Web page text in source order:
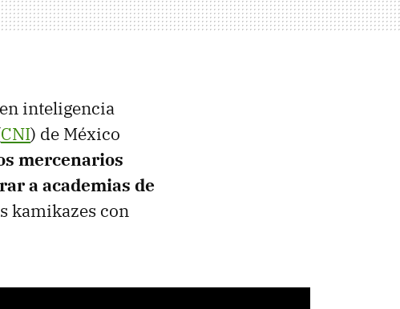
inteligencia
CNI) de México
mercenarios
a academias de
kamikazes con